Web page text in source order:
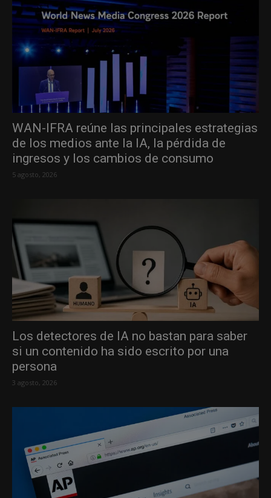
WAN-IFRA reúne las principales estrategias
de los medios ante la IA, la pérdida de
ingresos y los cambios de consumo
5 agosto, 2026
Los detectores de IA no bastan para saber
si un contenido ha sido escrito por una
persona
3 agosto, 2026